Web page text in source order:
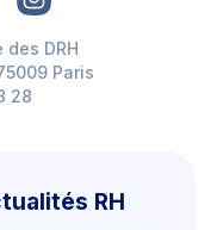
DRH
Paris
28
RH